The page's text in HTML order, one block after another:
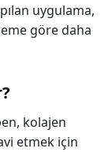
uygulama,
göre daha
kolajen
etmek için